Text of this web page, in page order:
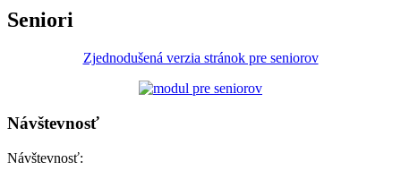
Seniori
Zjednodušená verzia stránok pre seniorov
Návštevnosť
Návštevnosť: